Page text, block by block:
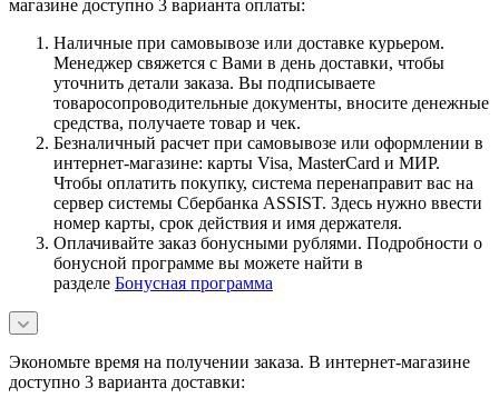
магазине доступно 3 варианта оплаты:
Наличные при самовывозе или доставке курьером.
Менеджер свяжется с Вами в день доставки, чтобы
уточнить детали заказа. Вы подписываете
товаросопроводительные документы, вносите денежные
средства, получаете товар и чек.
Безналичный расчет при самовывозе или оформлении в
интернет-магазине: карты Visa, MasterCard и МИР.
Чтобы оплатить покупку, система перенаправит вас на
сервер системы Сбербанка ASSIST. Здесь нужно ввести
номер карты, срок действия и имя держателя.
Оплачивайте заказ бонусными рублями. Подробности о
бонусной программе вы можете найти в
разделе Бонусная программа
Экономьте время на получении заказа. В интернет-магазине
доступно 3 варианта доставки: